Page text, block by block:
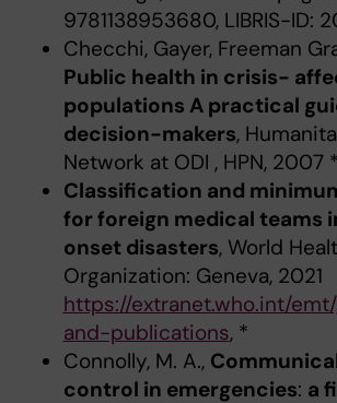
9781138953680, LIBRIS-ID:
Checchi, Gayer, Freeman
Public health in crisis-
populations A practical
decision-makers,
Network at ODI , HPN, 2007 *
Classification and
for foreign medical teams
onset disasters, World
Organization: Geneva, 2021
https://extranet.who.int/
and-publications, *
Connolly, M. A.,
control in emergencies: a